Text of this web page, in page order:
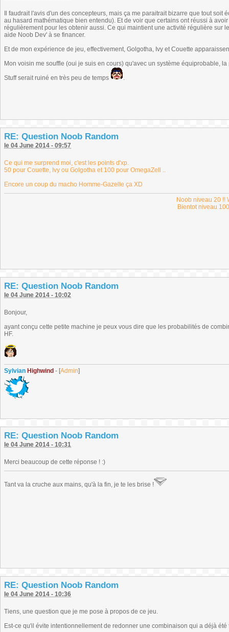
Il faudrait l'avis d'un des concepteurs, mais ça me paraitrait bizarre que tout
au hasard mathématique bien entendu). Et de voir que certains ont réussi à
régulièrement pour les obtenir aussi. Ce qui maintient une activité régulière sur
aide Noob Dev' à se financer.
Et de mon expérience de jeu, effectivement, Golgotha, Ivy et Couette
Mon voisin me souffle (oui je suis en cours) qu'avec un système équiprobable,
Stuff serait ruiné en très peu de temps
.
RE: Question Noob Random
le 04 June 2014 - 09:57
Ce qui me surprend moi, c'est les points d'xp.
50 pour Couette, Ivy ou Golgotha et 100 pour OmegaZell ..
Encore un coup du macho Homme-Gazelle ça XD
Noob niveau 20 !!
Bientot niveau
RE: Question Noob Random
le 04 June 2014 - 10:02
Bonjour,
ayant conçu cette petite machine je peux vous dire que les probabilités de
HF.
Sylvian Highwind - [Admin]
RE: Question Noob Random
le 04 June 2014 - 10:31
Merci beaucoup de cette réponse ! :)
Tant va la cruche aux mains, qu'à la fin, je te les brise !
RE: Question Noob Random
le 04 June 2014 - 10:36
Tiens, une question que je me pose à propos de ce jeu.
Est-ce qu'il évite intentionnellement de redonner une combinaison qui a déjà été